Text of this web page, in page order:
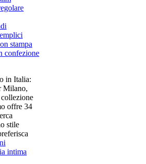
stampa
confezione
in Italia:
Milano,
offre 34
stile
intima